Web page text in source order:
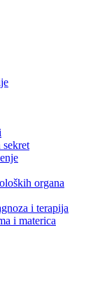
organa
i terapija
i materica